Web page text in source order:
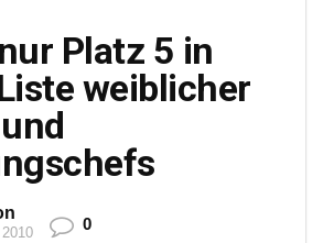
Platz 5 in
weiblicher
0